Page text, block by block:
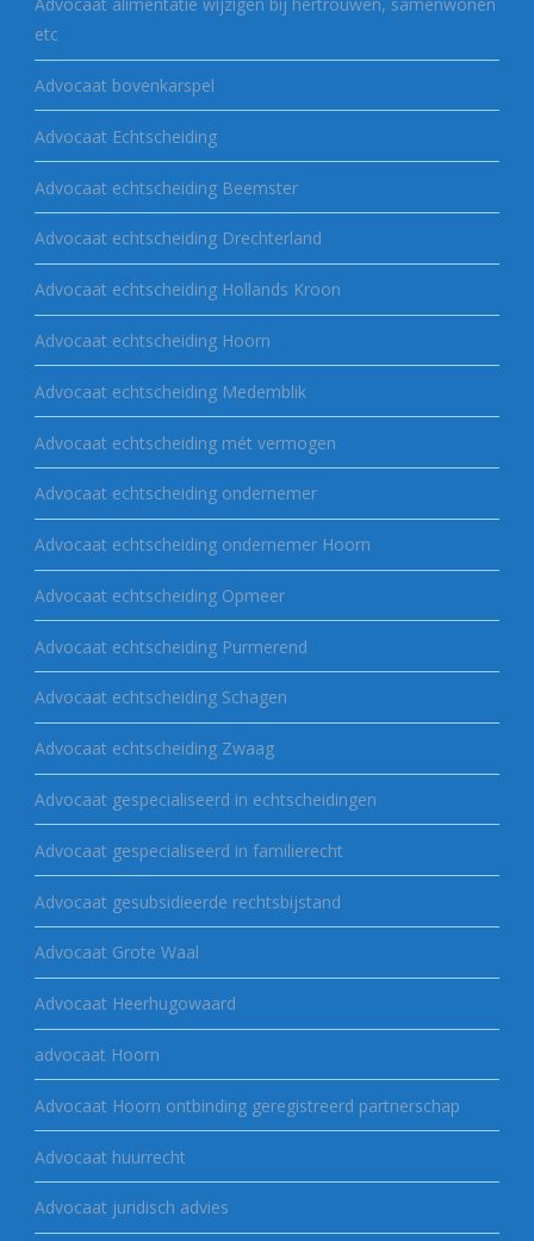
Advocaat alimentatie wijzigen bij hertrouwen, samenwonen
etc
Advocaat bovenkarspel
Advocaat Echtscheiding
Advocaat echtscheiding Beemster
Advocaat echtscheiding Drechterland
Advocaat echtscheiding Hollands Kroon
Advocaat echtscheiding Hoorn
Advocaat echtscheiding Medemblik
Advocaat echtscheiding mét vermogen
Advocaat echtscheiding ondernemer
Advocaat echtscheiding ondernemer Hoorn
Advocaat echtscheiding Opmeer
Advocaat echtscheiding Purmerend
Advocaat echtscheiding Schagen
Advocaat echtscheiding Zwaag
Advocaat gespecialiseerd in echtscheidingen
Advocaat gespecialiseerd in familierecht
Advocaat gesubsidieerde rechtsbijstand
Advocaat Grote Waal
Advocaat Heerhugowaard
advocaat Hoorn
Advocaat Hoorn ontbinding geregistreerd partnerschap
Advocaat huurrecht
Advocaat juridisch advies